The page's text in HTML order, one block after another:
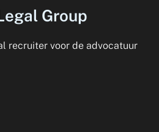
Group
recruiter voor de advocatuur